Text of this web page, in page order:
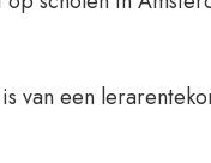
van een